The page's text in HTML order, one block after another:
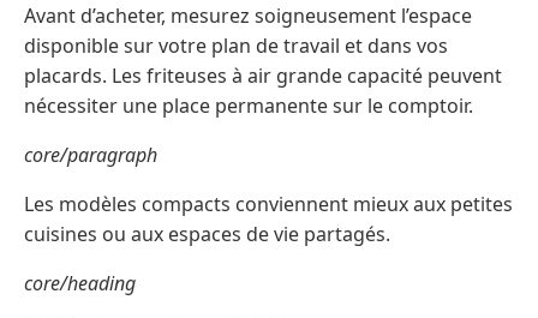
Avant d’acheter, mesurez soigneusement l’espace
disponible sur votre plan de travail et dans vos
placards. Les friteuses à air grande capacité peuvent
nécessiter une place permanente sur le comptoir.
core/paragraph
Les modèles compacts conviennent mieux aux petites
cuisines ou aux espaces de vie partagés.
core/heading